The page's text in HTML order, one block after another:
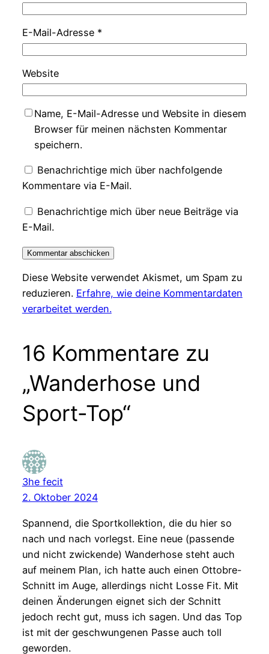
E-Mail-Adresse *
Website
Name, E-Mail-Adresse und Website in diesem
Browser für meinen nächsten Kommentar
speichern.
Benachrichtige mich über nachfolgende
Kommentare via E-Mail.
Benachrichtige mich über neue Beiträge via
E-Mail.
Diese Website verwendet Akismet, um Spam zu
reduzieren. Erfahre, wie deine Kommentardaten
verarbeitet werden.
16 Kommentare zu
„Wanderhose und
Sport-Top“
3he fecit
2. Oktober 2024
Spannend, die Sportkollektion, die du hier so
nach und nach vorlegst. Eine neue (passende
und nicht zwickende) Wanderhose steht auch
auf meinem Plan, ich hatte auch einen Ottobre-
Schnitt im Auge, allerdings nicht Losse Fit. Mit
deinen Änderungen eignet sich der Schnitt
jedoch recht gut, muss ich sagen. Und das Top
ist mit der geschwungenen Passe auch toll
geworden.